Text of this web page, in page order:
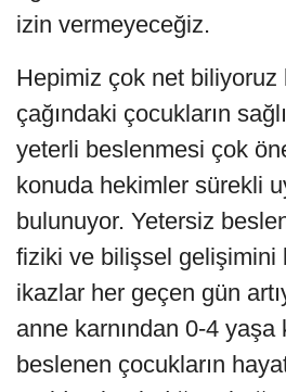
izin vermeyeceğiz.
Hepimiz çok net
çağındaki çocukların
yeterli beslenmesi çok
konuda hekimler sürekli
bulunuyor. Yetersiz
fiziki ve bilişsel gelişimini
ikazlar her geçen gün
anne karnından 0-4 yaşa
beslenen çocukların